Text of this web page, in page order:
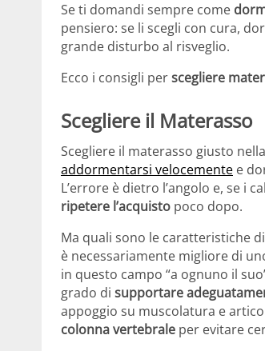
Se ti domandi sempre come
pensiero: se li scegli con cura,
grande disturbo al risveglio.
Ecco i consigli perscegliere
Scegliere il Materasso
Scegliere il materasso giusto
addormentarsi velocemente e
L’errore è dietro l’angolo e, se i
ripetere l’acquisto poco dopo.
Ma quali sono le caratteristiche
è necessariamente migliore di
in questo campo “a ognuno il
grado di supportare
appoggio su muscolatura e
colonna vertebrale per evitare